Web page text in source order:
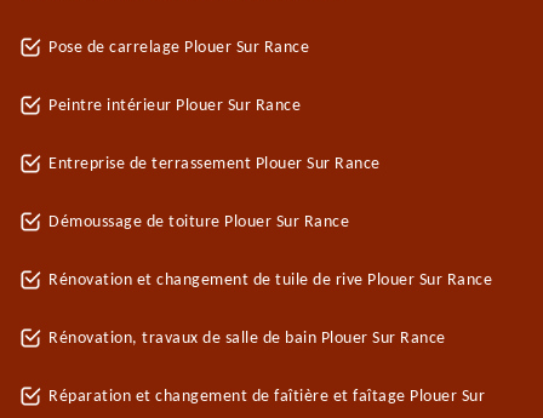
Pose de carrelage Plouer Sur Rance
Peintre intérieur Plouer Sur Rance
Entreprise de terrassement Plouer Sur Rance
Démoussage de toiture Plouer Sur Rance
Rénovation et changement de tuile de rive Plouer Sur Rance
Rénovation, travaux de salle de bain Plouer Sur Rance
Réparation et changement de faîtière et faîtage Plouer Sur